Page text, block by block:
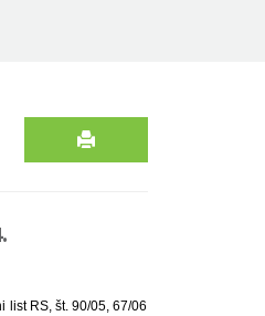
list RS, št. 90/05, 67/06